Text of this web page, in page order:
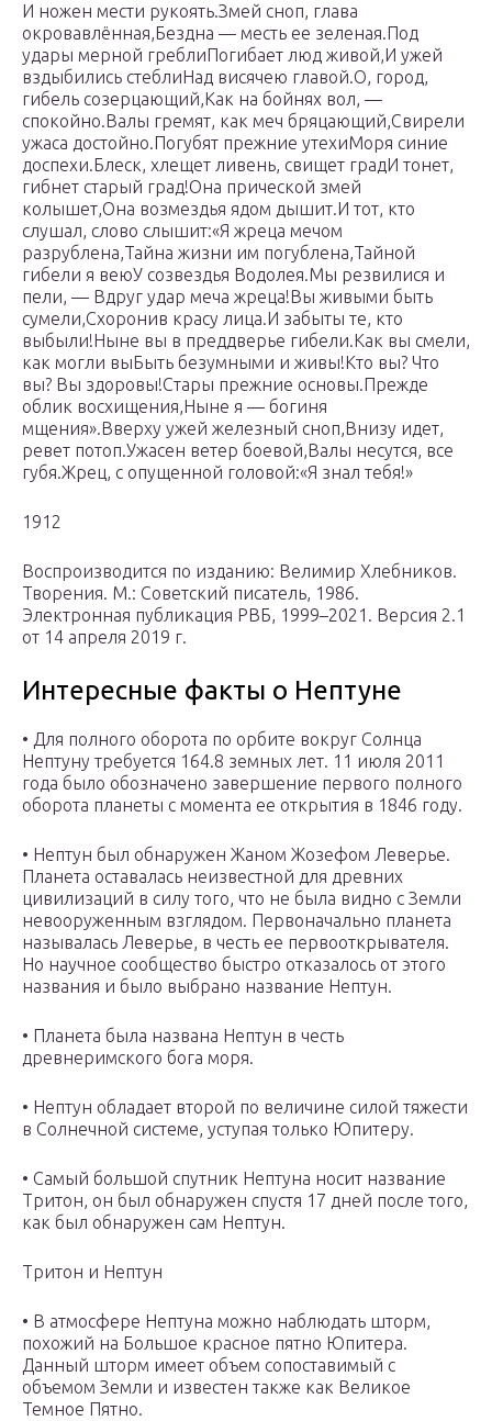
И ножен мести рукоять.Змей сноп, глава
окровавлённая,Бездна — месть ее зеленая.Под
удары мерной греблиПогибает люд живой,И ужей
вздыбились стеблиНад висячею главой.О, город,
гибель созерцающий,Как на бойнях вол, —
спокойно.Валы гремят, как меч бряцающий,Свирели
ужаса достойно.Погубят прежние утехиМоря синие
доспехи.Блеск, хлещет ливень, свищет градИ тонет,
гибнет старый град!Она прической змей
колышет,Она возмездья ядом дышит.И тот, кто
слушал, слово слышит:«Я жреца мечом
разрублена,Тайна жизни им погублена,Тайной
гибели я веюУ созвездья Водолея.Мы резвилися и
пели, — Вдруг удар меча жреца!Вы живыми быть
сумели,Схоронив красу лица.И забыты те, кто
выбыли!Ныне вы в преддверье гибели.Как вы смели,
как могли выБыть безумными и живы!Кто вы? Что
вы? Вы здоровы!Стары прежние основы.Прежде
облик восхищения,Ныне я — богиня
мщения».Вверху ужей железный сноп,Внизу идет,
ревет потоп.Ужасен ветер боевой,Валы несутся, все
губя.Жрец, с опущенной головой:«Я знал тебя!»
1912
Воспроизводится по изданию: Велимир Хлебников.
Творения. М.: Советский писатель, 1986.
Электронная публикация РВБ, 1999–2021. Версия 2.1
от 14 апреля 2019 г.
Интересные факты о Нептуне
• Для полного оборота по орбите вокруг Солнца
Нептуну требуется 164.8 земных лет. 11 июля 2011
года было обозначено завершение первого полного
оборота планеты с момента ее открытия в 1846 году.
• Нептун был обнаружен Жаном Жозефом Леверье.
Планета оставалась неизвестной для древних
цивилизаций в силу того, что не была видно с Земли
невооруженным взглядом. Первоначально планета
называлась Леверье, в честь ее первооткрывателя.
Но научное сообщество быстро отказалось от этого
названия и было выбрано название Нептун.
• Планета была названа Нептун в честь
древнеримского бога моря.
• Нептун обладает второй по величине силой тяжести
в Солнечной системе, уступая только Юпитеру.
• Самый большой спутник Нептуна носит название
Тритон, он был обнаружен спустя 17 дней после того,
как был обнаружен сам Нептун.
Тритон и Нептун
• В атмосфере Нептуна можно наблюдать шторм,
похожий на Большое красное пятно Юпитера.
Данный шторм имеет объем сопоставимый с
объемом Земли и известен также как Великое
Темное Пятно.